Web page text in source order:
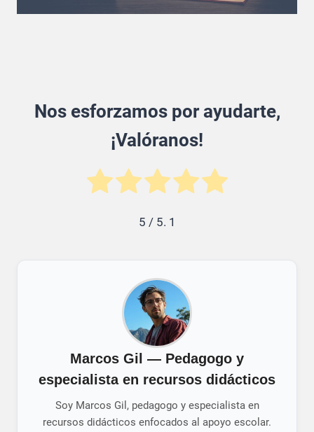
Nos esforzamos por ayudarte,
¡Valóranos!
5 / 5. 1
Marcos Gil — Pedagogo y
especialista en recursos didácticos
Soy Marcos Gil, pedagogo y especialista en
recursos didácticos enfocados al apoyo escolar.